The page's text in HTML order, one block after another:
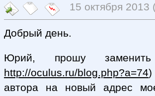
15 октября 2013
Добрый день.
Юрий, прошу
http://oculus.ru/blog.php?a=74
автора на новый адрес